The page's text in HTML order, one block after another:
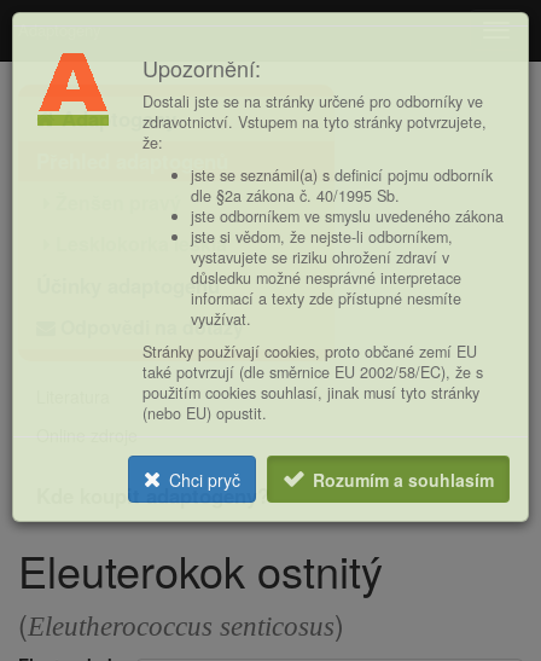
Adaptogeny
Hlavní
nabídkaAdaptogeny
Lesklokorka lesklá
Účinky adaptogenů
Odpovědi na dotazy
Online zdroje
Kde koupit adaptogeny?
Drobečková
navigace
Eleuterokok ostnitý
(Eleutherococcus senticosus)
Upozornění:
Dostali jste se na stránky určené pro odborníky ve
zdravotnictví. Vstupem na tyto stránky potvrzujete,
že:
jste se seznámil(a) s definicí pojmu odborník
dle §2a zákona č. 40/1995 Sb.
jste odborníkem ve smyslu uvedeného zákona
jste si vědom, že nejste-li odborníkem,
vystavujete se riziku ohrožení zdraví v
důsledku možné nesprávné interpretace
informací a texty zde přístupné nesmíte
využívat.
Stránky používají cookies, proto občané zemí EU
také potvrzují (dle směrnice EU 2002/58/EC), že s
použitím cookies souhlasí, jinak musí tyto stránky
(nebo EU) opustit.
Chci pryč Rozumím a souhlasím